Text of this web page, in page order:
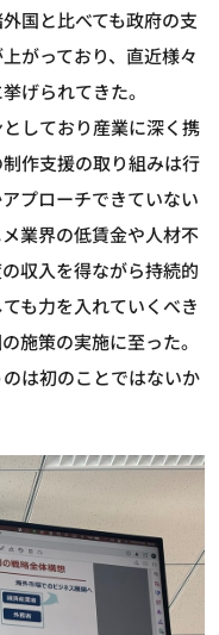
国と比べても政府の支
がっており、直近様々
げられてきた。
しており産業に深く携
作支援の取り組みは行
プローチできていない
業界の低賃金や人材不
収入を得ながら持続的
も力を入れていくべき
施策の実施に至った。
は初のことではないか